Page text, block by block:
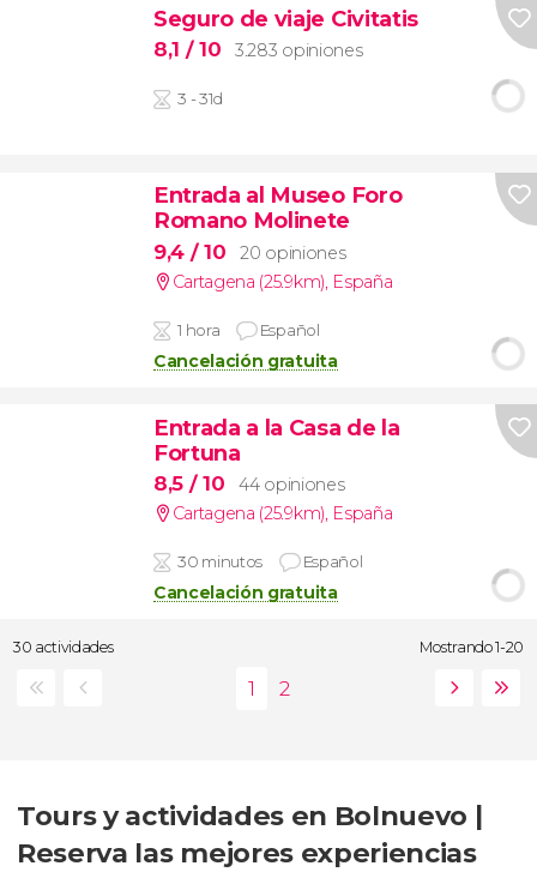
Seguro de viaje Civitatis
8,1 / 10 3.283 opiniones
3 - 31d
Entrada al Museo Foro
Romano Molinete
9,4 / 10
20 opiniones
Cartagena (25.9km), España
1 hora Español
Cancelación gratuita
Entrada a la Casa de la
Fortuna
8,5 / 10
44 opiniones
Cartagena (25.9km), España
30 minutos Español
Cancelación gratuita
30 actividades Mostrando 1-20
Tours y actividades en Bolnuevo |
Reserva las mejores experiencias